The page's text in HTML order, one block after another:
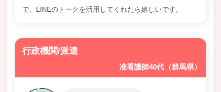
で、LINEのトークを活用してくれたら嬉しいです。
行政機関/派遣
准看護師40代（群馬県）